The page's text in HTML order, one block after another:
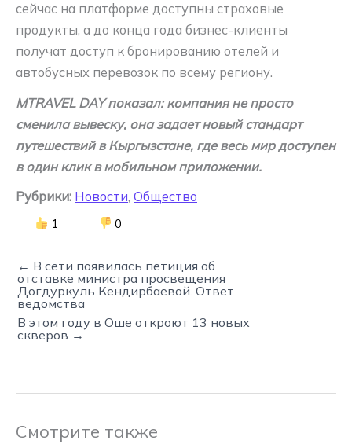
сейчас на платформе доступны страховые
продукты, а до конца года бизнес-клиенты
получат доступ к бронированию отелей и
автобусных перевозок по всему региону.
MTRAVEL DAY показал: компания не просто
сменила вывеску, она задает новый стандарт
путешествий в Кыргызстане, где весь мир доступен
в один клик в мобильном приложении.
Рубрики: Новости, Общество
1 0
← В сети появилась петиция об
отставке министра просвещения
Догдуркуль Кендирбаевой. Ответ
ведомства
В этом году в Оше откроют 13 новых
скверов →
Смотрите также